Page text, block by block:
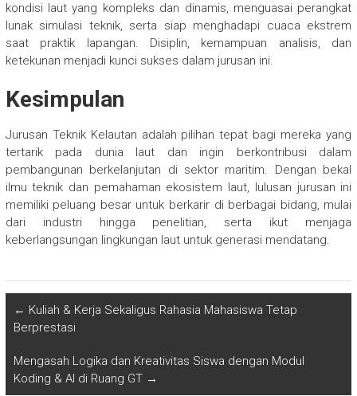
kondisi laut yang kompleks dan dinamis, menguasai perangkat
lunak simulasi teknik, serta siap menghadapi cuaca ekstrem
saat praktik lapangan. Disiplin, kemampuan analisis, dan
ketekunan menjadi kunci sukses dalam jurusan ini.
Kesimpulan
Jurusan Teknik Kelautan adalah pilihan tepat bagi mereka yang
tertarik pada dunia laut dan ingin berkontribusi dalam
pembangunan berkelanjutan di sektor maritim. Dengan bekal
ilmu teknik dan pemahaman ekosistem laut, lulusan jurusan ini
memiliki peluang besar untuk berkarir di berbagai bidang, mulai
dari industri hingga penelitian, serta ikut menjaga
keberlangsungan lingkungan laut untuk generasi mendatang.
← Kuliah & Kerja Sekaligus Rahasia Mahasiswa Tetap
Berprestasi
Mengasah Logika dan Kreativitas Siswa dengan Modul
Koding & AI di Ruang GT →